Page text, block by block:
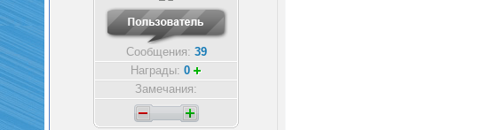
Сообщения: 39
Награды: 0
Замечания: